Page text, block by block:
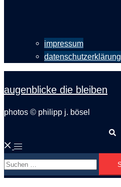
impressum
datenschutzerklärung
augenblicke die bleiben
photos © philipp j. bösel
Menü
umschalten
Suchen
nach: